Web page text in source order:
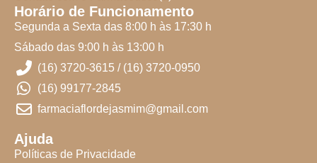
Horário de Funcionamento
Segunda a Sexta das 8:00 h às 17:30 h
Sábado das 9:00 h às 13:00 h
(16) 3720-3615 / (16) 3720-0950
(16) 99177-2845
farmaciaflordejasmim@gmail.com
Ajuda
Políticas de Privacidade